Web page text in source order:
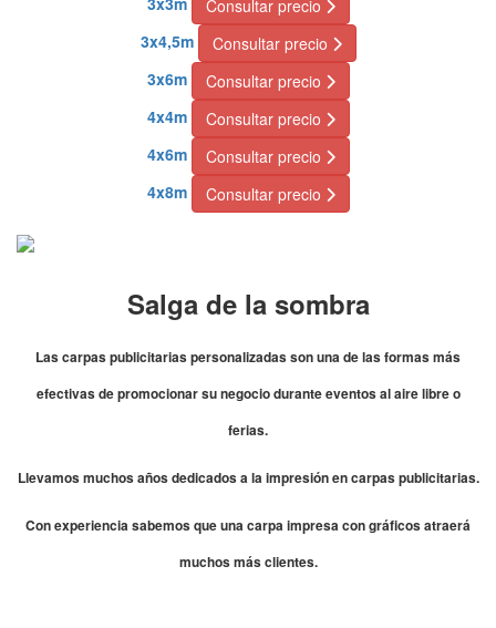
Consultar precio
3x4,5m
Consultar precio
3x6m
Consultar precio
4x4m
Consultar precio
4x6m
Consultar precio
4x8m
Consultar precio
Salga de la sombra
Las carpas publicitarias personalizadas son una de las formas más
efectivas de promocionar su negocio durante eventos al aire libre o
ferias.
Llevamos muchos años dedicados a la impresión en carpas publicitarias.
Con experiencia sabemos que una carpa impresa con gráficos atraerá
muchos más clientes.